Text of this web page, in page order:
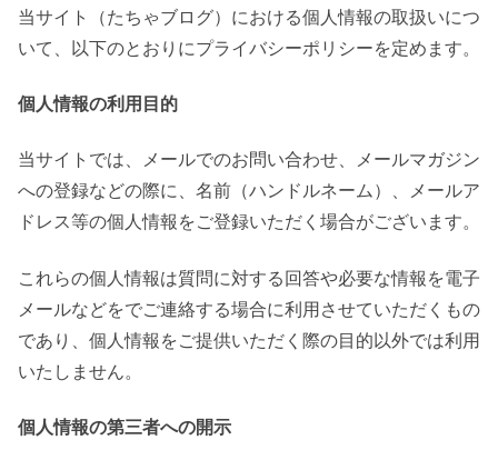
当サイト（たちゃブログ）における個人情報の取扱いにつ
いて、以下のとおりにプライバシーポリシーを定めます。
個人情報の利用目的
当サイトでは、メールでのお問い合わせ、メールマガジン
への登録などの際に、名前（ハンドルネーム）、メールア
ドレス等の個人情報をご登録いただく場合がございます。
これらの個人情報は質問に対する回答や必要な情報を電子
メールなどをでご連絡する場合に利用させていただくもの
であり、個人情報をご提供いただく際の目的以外では利用
いたしません。
個人情報の第三者への開示